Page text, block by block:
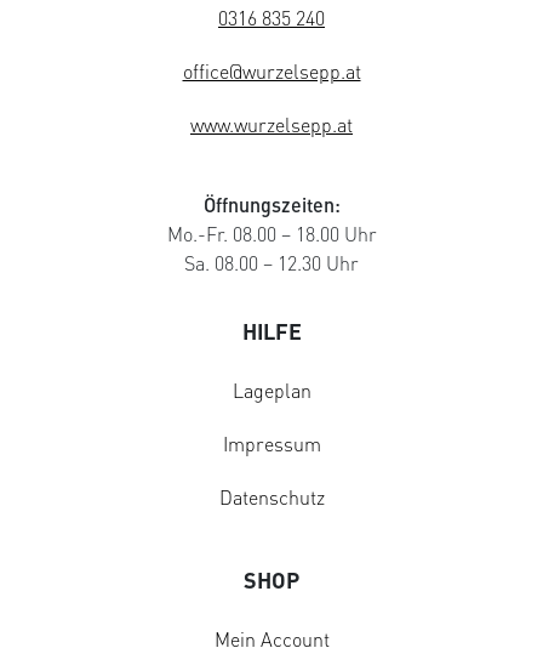
0316 835 240
office@wurzelsepp.at
www.wurzelsepp.at
Öffnungszeiten:
Mo.-Fr. 08.00 – 18.00 Uhr
Sa. 08.00 – 12.30 Uhr
HILFE
Lageplan
Impressum
Datenschutz
SHOP
Mein Account